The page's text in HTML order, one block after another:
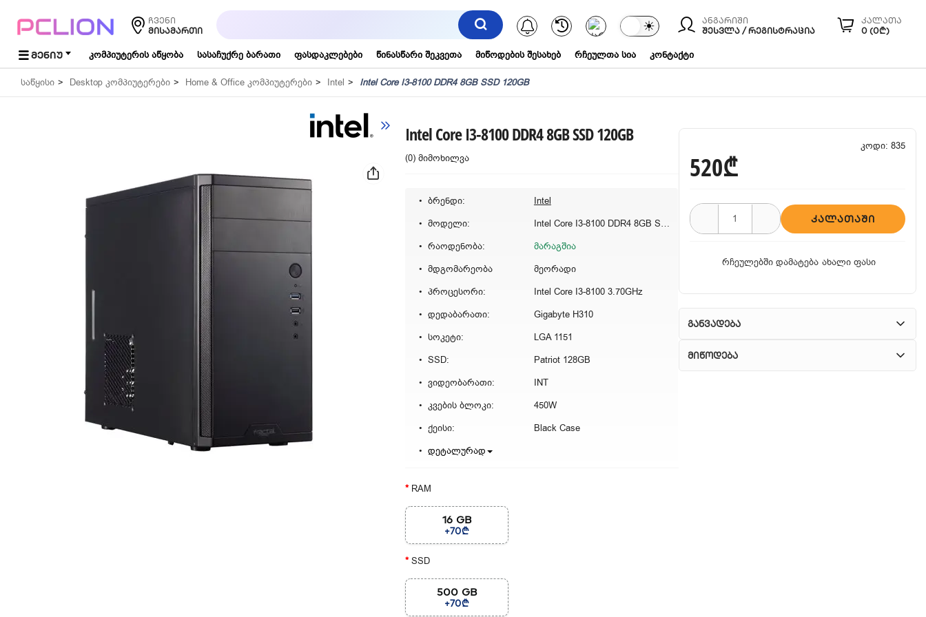
ჩვენი
ᲛᲘᲡᲐᲛᲐᲠᲗᲘ
კალათა
0 (0₾)
ანგარიში
ᲨᲔᲡᲕᲚᲐ / ᲠᲔᲒᲘᲡᲢᲠᲐᲪᲘᲐ
☀
შეტყობინებები
ᲛᲔᲜᲘᲣ კომპიუტერის აწყობა სასაჩუქრე ბარათი ფასდაკლებები წინასწარი შეკვეთა მიწოდების შესახებ რჩეულთა სია კონტაქტი
საწყისი Desktop კომპიუტერები Home & Office კომპიუტერები Intel Intel Core I3-8100 DDR4 8GB SSD 120GB
Intel Core I3-8100 DDR4 8GB SSD 120GB
(0) მიმოხილვა
ბრენდი:
Intel
მოდელი:
Intel Core I3-8100 DDR4 8GB SSD 120GB
რაოდენობა:
მარაგშია
მდგომარეობა
მეორადი
პროცესორი:
Intel Core I3-8100 3.70GHz
დედაბარათი:
Gigabyte H310
სოკეტი:
LGA 1151
SSD:
Patriot 128GB
ვიდეობარათი:
INT
კვების ბლოკი:
450W
ქეისი:
Black Case
დეტალურად
RAM
16 GB
+70₾
SSD
500 GB
+70₾
კოდი: 835
520₾
ᲙᲐᲚᲐᲗᲐᲨᲘ
რჩეულებში დამატება ახალი ფასი
განვადება
მიწოდება